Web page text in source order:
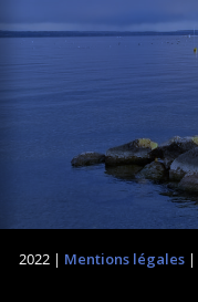
2022 | Mentions légales|